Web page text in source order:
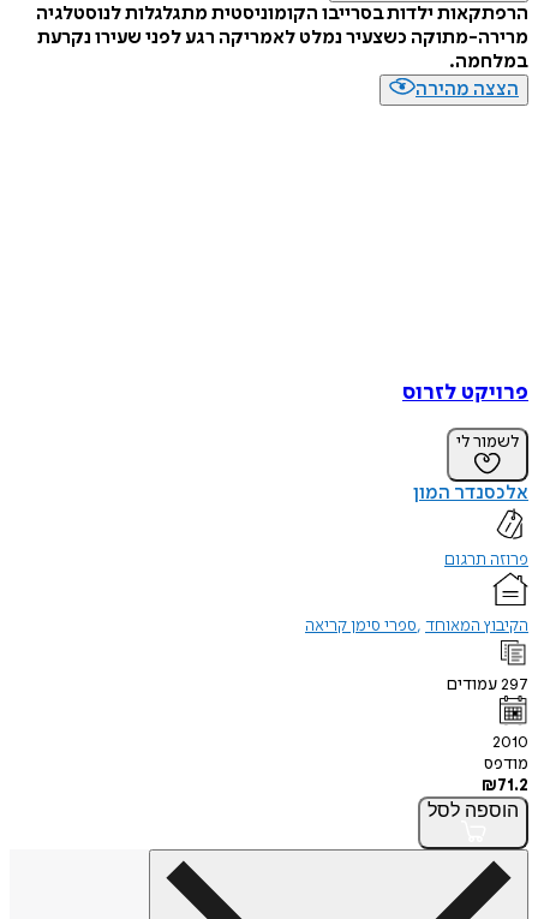
הרפתקאות ילדות בסרייבו הקומוניסטית מתגלגלות לנוסטלגיה
מרירה-מתוקה כשצעיר נמלט לאמריקה רגע לפני שעירו נקרעת
במלחמה.
הצצה מהירה
פרויקט לזרוס
לשמור לי
אלכסנדר המון
פרוזה תרגום
הקיבוץ המאוחד ספרי סימן קריאה
297עמודים
2010
מודפס
₪71.2
הוספה לסל